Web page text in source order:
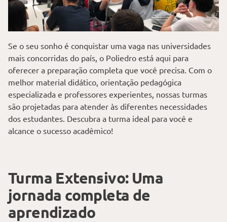
Se o seu sonho é conquistar uma vaga nas universidades
mais concorridas do país, o Poliedro está aqui para
oferecer a preparação completa que você precisa. Com o
melhor material didático, orientação pedagógica
especializada e professores experientes, nossas turmas
são projetadas para atender às diferentes necessidades
dos estudantes. Descubra a turma ideal para você e
alcance o sucesso acadêmico!
Turma Extensivo: Uma
jornada completa de
aprendizado